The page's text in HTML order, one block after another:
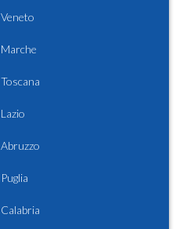
Veneto
Marche
Toscana
Lazio
Abruzzo
Puglia
Calabria